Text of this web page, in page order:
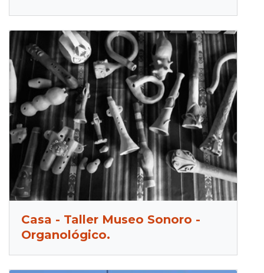
Casa - Taller Museo Sonoro -
Organológico.